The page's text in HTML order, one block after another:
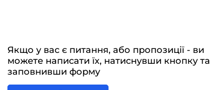
Якщо у вас є питання, або пропозиції - ви
можете написати їх, натиснувши кнопку та
заповнивши форму